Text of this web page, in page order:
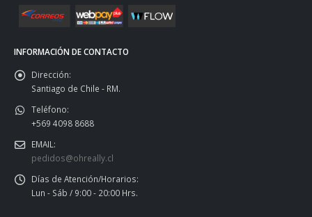
INFORMACIÓN DE CONTACTO
Dirección:
Santiago de Chile - RM.
Teléfono:
+569 4098 8688
EMAIL:
pedidos@ohreally.cl
Días de Atención/Horarios:
Lun - Sáb / 9:00 - 20:00 Hrs.